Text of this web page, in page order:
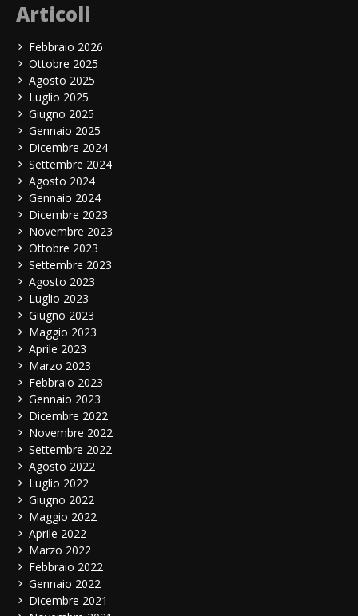
Articoli
Febbraio 2026
Ottobre 2025
Agosto 2025
Luglio 2025
Giugno 2025
Gennaio 2025
Dicembre 2024
Settembre 2024
Agosto 2024
Gennaio 2024
Dicembre 2023
Novembre 2023
Ottobre 2023
Settembre 2023
Agosto 2023
Luglio 2023
Giugno 2023
Maggio 2023
Aprile 2023
Marzo 2023
Febbraio 2023
Gennaio 2023
Dicembre 2022
Novembre 2022
Settembre 2022
Agosto 2022
Luglio 2022
Giugno 2022
Maggio 2022
Aprile 2022
Marzo 2022
Febbraio 2022
Gennaio 2022
Dicembre 2021